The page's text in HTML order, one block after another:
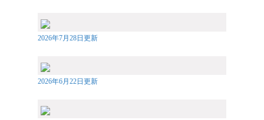
2026年7月28日更新
2026年6月22日更新